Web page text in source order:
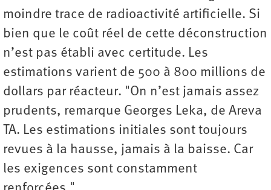
moindre trace de radioactivité artificielle. Si
bien que le coût réel de cette déconstruction
n’est pas établi avec certitude. Les
estimations varient de 500 à 800 millions de
dollars par réacteur. "On n’est jamais assez
prudents, remarque Georges Leka, de Areva
TA. Les estimations initiales sont toujours
revues à la hausse, jamais à la baisse. Car
les exigences sont constamment